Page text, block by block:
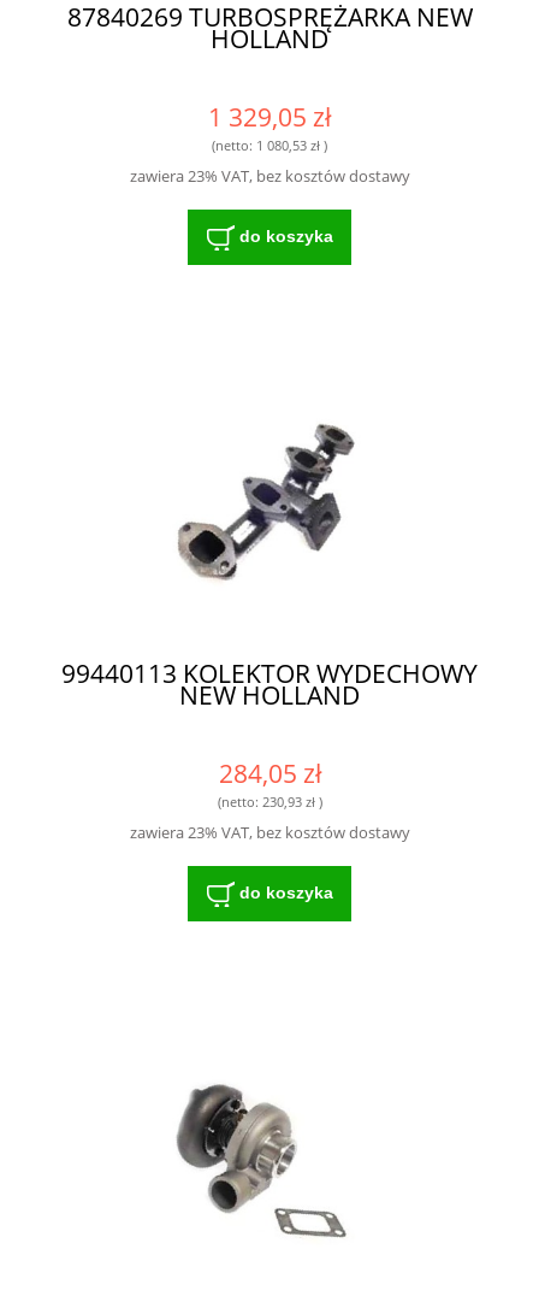
87840269 TURBOSPRĘŻARKA NEW
HOLLAND
1 329,05 zł
(netto: 1 080,53 zł )
zawiera 23% VAT, bez kosztów dostawy
do koszyka
99440113 KOLEKTOR WYDECHOWY
NEW HOLLAND
284,05 zł
(netto: 230,93 zł)
zawiera 23% VAT, bez kosztów dostawy
do koszyka